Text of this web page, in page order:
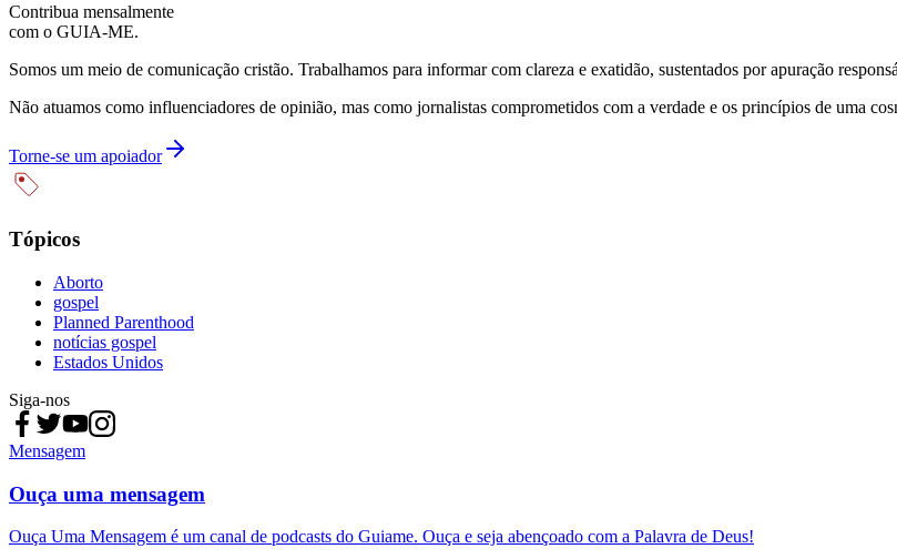
Contribua mensalmente
com o GUIA-ME.
Somos um meio de comunicação cristão. Trabalhamos para informar com clareza e exatidão, sustentados por apuração
Não atuamos como influenciadores de opinião, mas como jornalistas comprometidos com a verdade e os princípios de uma
Torne-se um apoiador
Tópicos
Aborto
gospel
Planned Parenthood
notícias gospel
Estados Unidos
Siga-nos
Mensagem
Ouça uma mensagem
Ouça Uma Mensagem é um canal de podcasts do Guiame. Ouça e seja abençoado com a Palavra de Deus!